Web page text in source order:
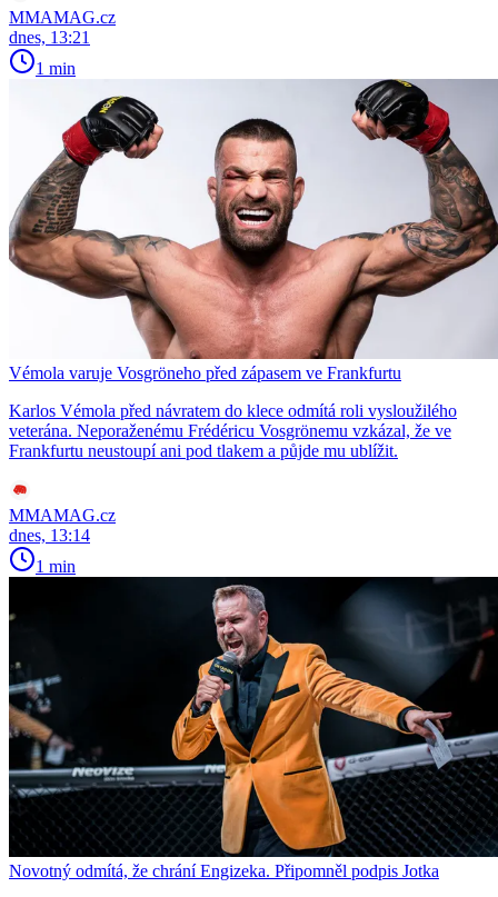
MMAMAG.cz
dnes, 13:21
1 min
Vémola varuje Vosgröneho před zápasem ve Frankfurtu
Karlos Vémola před návratem do klece odmítá roli vysloužilého
veterána. Neporaženému Frédéricu Vosgrönemu vzkázal, že ve
Frankfurtu neustoupí ani pod tlakem a půjde mu ublížit.
MMAMAG.cz
dnes, 13:14
1 min
Novotný odmítá, že chrání Engizeka. Připomněl podpis Jotka